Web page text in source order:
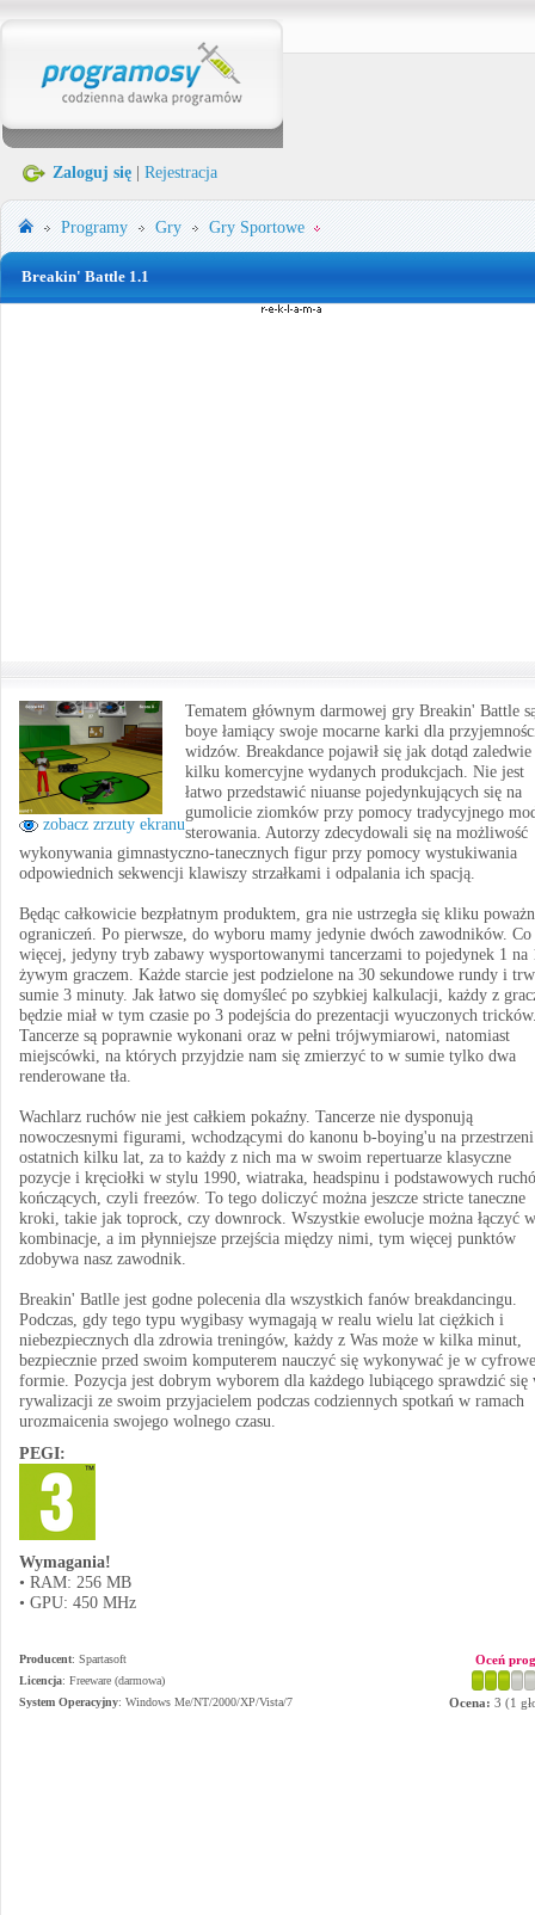
Zaloguj się Rejestracja
Programy Gry Gry Sportowe
Breakin' Battle 1.1
zobacz zrzuty ekranu
Tematem głównym darmowej gry Breakin' Battle
boye łamiący swoje mocarne karki dla
widzów. Breakdance pojawił się jak dotąd
kilku komercyjne wydanych produkcjach. Nie jest
łatwo przedstawić niuanse pojedynkujących się na
gumolicie ziomków przy pomocy tradycyjnego
sterowania. Autorzy zdecydowali się na możliwość
wykonywania gimnastyczno-tanecznych figur przy pomocy wystukiwania
odpowiednich sekwencji klawiszy strzałkami i odpalania ich spacją.
Będąc całkowicie bezpłatnym produktem, gra nie ustrzegła się kliku
ograniczeń. Po pierwsze, do wyboru mamy jedynie dwóch zawodników. Co
więcej, jedyny tryb zabawy wysportowanymi tancerzami to pojedynek 1 na
żywym graczem. Każde starcie jest podzielone na 30 sekundowe rundy i
sumie 3 minuty. Jak łatwo się domyśleć po szybkiej kalkulacji, każdy z
będzie miał w tym czasie po 3 podejścia do prezentacji wyuczonych
Tancerze są poprawnie wykonani oraz w pełni trójwymiarowi, natomiast
miejscówki, na których przyjdzie nam się zmierzyć to w sumie tylko dwa
renderowane tła.
Wachlarz ruchów nie jest całkiem pokaźny. Tancerze nie dysponują
nowoczesnymi figurami, wchodzącymi do kanonu b-boying'u na przestrzeni
ostatnich kilku lat, za to każdy z nich ma w swoim repertuarze klasyczne
pozycje i kręciołki w stylu 1990, wiatraka, headspinu i podstawowych
kończących, czyli freezów. To tego doliczyć można jeszcze stricte taneczne
kroki, takie jak toprock, czy downrock. Wszystkie ewolucje można łączyć w
kombinacje, a im płynniejsze przejścia między nimi, tym więcej punktów
zdobywa nasz zawodnik.
Breakin' Batlle jest godne polecenia dla wszystkich fanów breakdancingu.
Podczas, gdy tego typu wygibasy wymagają w realu wielu lat ciężkich i
niebezpiecznych dla zdrowia treningów, każdy z Was może w kilka minut,
bezpiecznie przed swoim komputerem nauczyć się wykonywać je w
formie. Pozycja jest dobrym wyborem dla każdego lubiącego sprawdzić się
rywalizacji ze swoim przyjacielem podczas codziennych spotkań w ramach
urozmaicenia swojego wolnego czasu.
PEGI:
Wymagania!
• RAM: 256 MB
• GPU: 450 MHz
Producent: Spartasoft
Licencja: Freeware (darmowa)
System Operacyjny: Windows Me/NT/2000/XP/Vista/7
Oceń
Ocena: 3 (1